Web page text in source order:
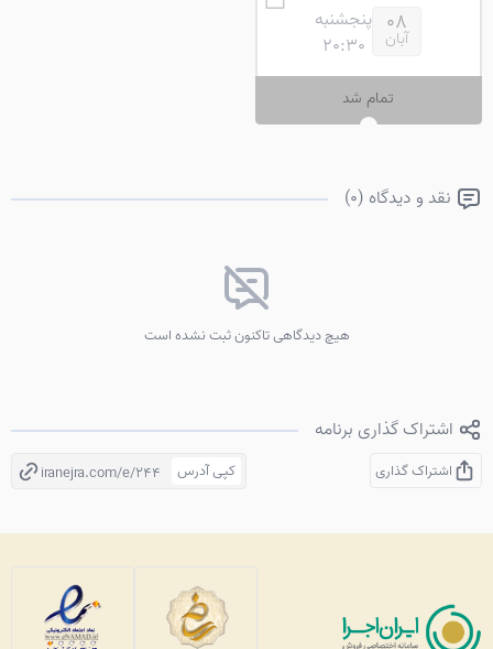
08
آبان
پنجشنبه
20:30
تمام شد
نقد و دیدگاه (0)
هیچ دیدگاهی تاکنون ثبت نشده است
اشتراک گذاری برنامه
اشتراک گذاری iranejra.com/e/244 کپی آدرس